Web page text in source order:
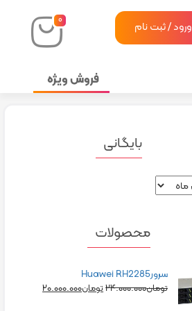
۰ ورود / ثبت نام
فروش ویژه
بایگانی
محصولات
سرورHuawei RH2285
تومان۲۴.۰۰۰.۰۰۰تومان۲۰.۰۰۰.۰۰۰